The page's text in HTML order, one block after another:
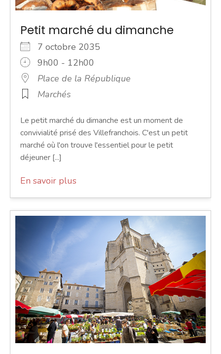
Petit marché du dimanche
7 octobre 2035
9h00 - 12h00
Place de la République
Marchés
Le petit marché du dimanche est un moment de
convivialité prisé des Villefranchois. C'est un petit
marché où l'on trouve l'essentiel pour le petit
déjeuner [...]
En savoir plus